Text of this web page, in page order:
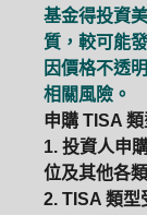
基金得投資
質，較可能
因價格不透
相關風險。
申購 TISA
1. 投資人申
位及其他各
2. TISA 類型